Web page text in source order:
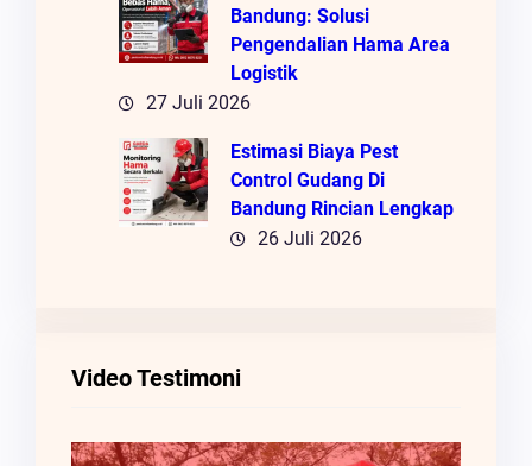
Bandung: Solusi
Pengendalian Hama Area
Logistik
27 Juli 2026
Estimasi Biaya Pest
Control Gudang Di
Bandung Rincian Lengkap
26 Juli 2026
Video Testimoni